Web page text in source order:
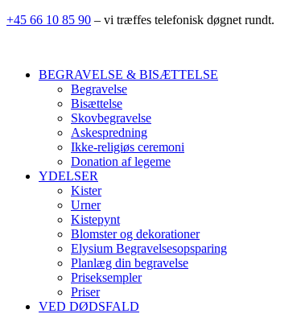
+45 66 10 85 90 – vi træffes telefonisk døgnet rundt.
BEGRAVELSE & BISÆTTELSE
Begravelse
Bisættelse
Skovbegravelse
Askespredning
Ikke-religiøs ceremoni
Donation af legeme
YDELSER
Kister
Urner
Kistepynt
Blomster og dekorationer
Elysium Begravelsesopsparing
Planlæg din begravelse
Priseksempler
Priser
VED DØDSFALD